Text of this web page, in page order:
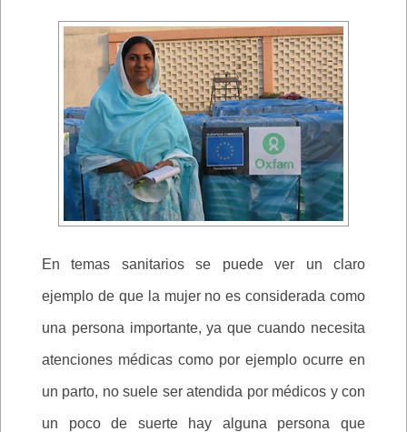
En temas sanitarios se puede ver un claro
ejemplo de que la mujer no es considerada como
una persona importante, ya que cuando necesita
atenciones médicas como por ejemplo ocurre en
un parto, no suele ser atendida por médicos y con
un poco de suerte hay alguna persona que